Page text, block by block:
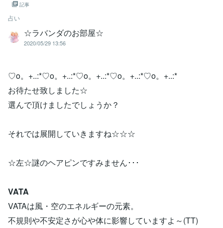
記事
占い
☆ラバンダのお部屋☆
2020/05/29 13:56
♡o。+..:*♡o。+..:*♡o。+..:*♡o。+..:*♡o。+..:*
お待たせ致しました☆
選んで頂けましたでしょうか？
それでは展開していきますね☆☆☆
☆左☆謎のヘアピンですみません･･･
VATA
VATAは風・空のエネルギーの元素。
不規則や不安定さが心や体に影響していますよ～(TT)